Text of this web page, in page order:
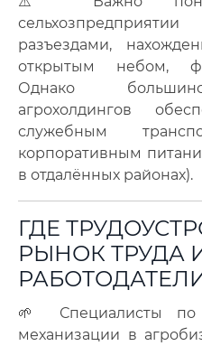
разъездами,
открытым небом,
Однако
агрохолдингов
служебным
корпоративным
в отдалённых районах).
ГДЕ
РЫНОК ТРУДА
🌱 Специалисты по
механизации в